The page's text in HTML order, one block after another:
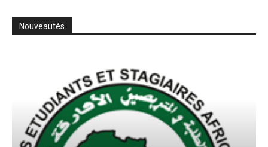
Nouveautés